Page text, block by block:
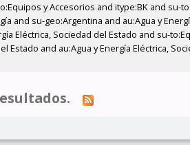
y Accesorios and itype:BK and su-
and su-geo:Argentina and au:Agua y
Eléctrica, Sociedad del Estado and su-
Estado and au:Agua y Energía Eléctrica,